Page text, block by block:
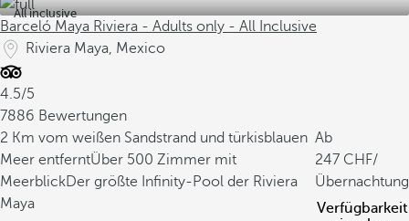
All inclusive
Barceló Maya Riviera - Adults only - All Inclusive
Riviera Maya, Mexico
4.5/5
7886 Bewertungen
2 Km vom weißen Sandstrand und türkisblauen
Meer entferntÜber 500 Zimmer mit
MeerblickDer größte Infinity-Pool der Riviera
Maya
Ab
247
/
Übernachtung
Verfügbarkeit